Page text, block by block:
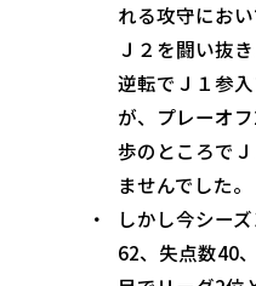
れる攻守にお
Ｊ２を闘い抜
逆転でＪ１参
が、プレーオ
歩のところで
ませんでした。
しかし今シー
62、失点数40